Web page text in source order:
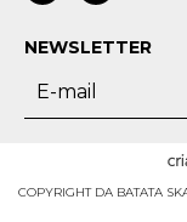
NEWSLETTER
COPYRIGHT DA BATATA